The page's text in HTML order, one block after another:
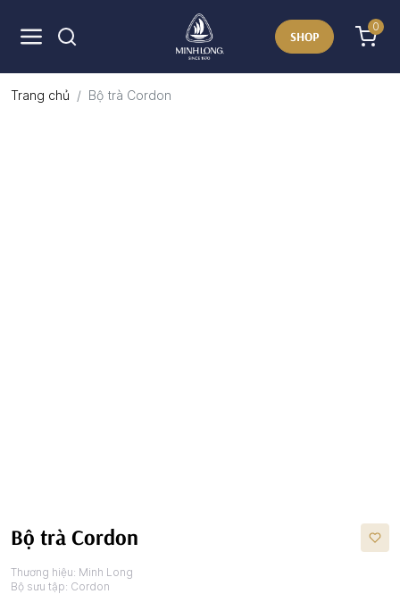
SHOP
0
Trang chủ Bộ trà Cordon
Bộ trà Cordon
Thương hiệu: Minh Long
Bộ sưu tập: Cordon